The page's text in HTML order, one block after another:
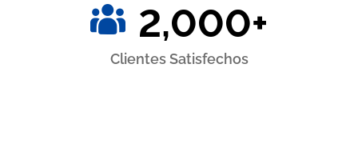
2,000+
Clientes Satisfechos​